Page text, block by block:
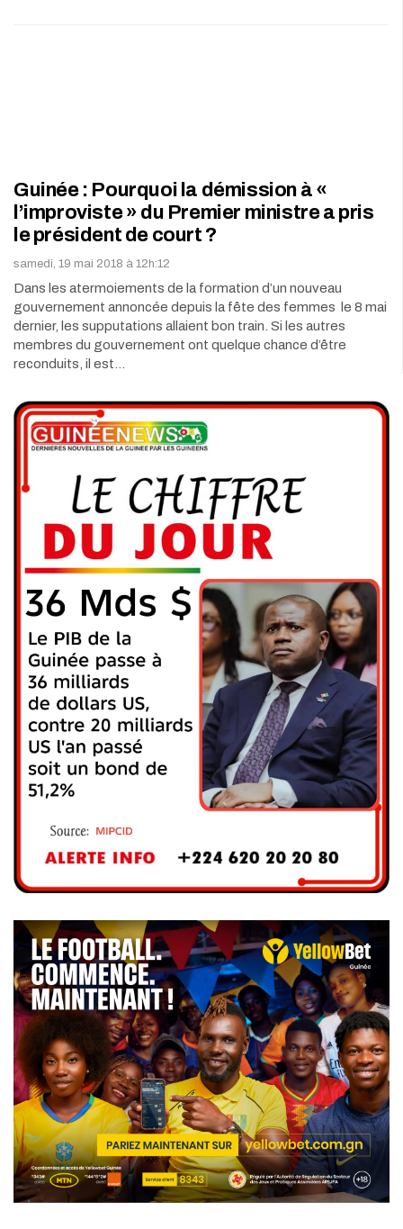
Guinée : Pourquoi la démission à «
l’improviste » du Premier ministre a pris
le président de court ?
samedi, 19 mai 2018 à 12h:12
Dans les atermoiements de la formation d’un nouveau
gouvernement annoncée depuis la fête des femmes le 8 mai
dernier, les supputations allaient bon train. Si les autres
membres du gouvernement ont quelque chance d’être
reconduits, il est…